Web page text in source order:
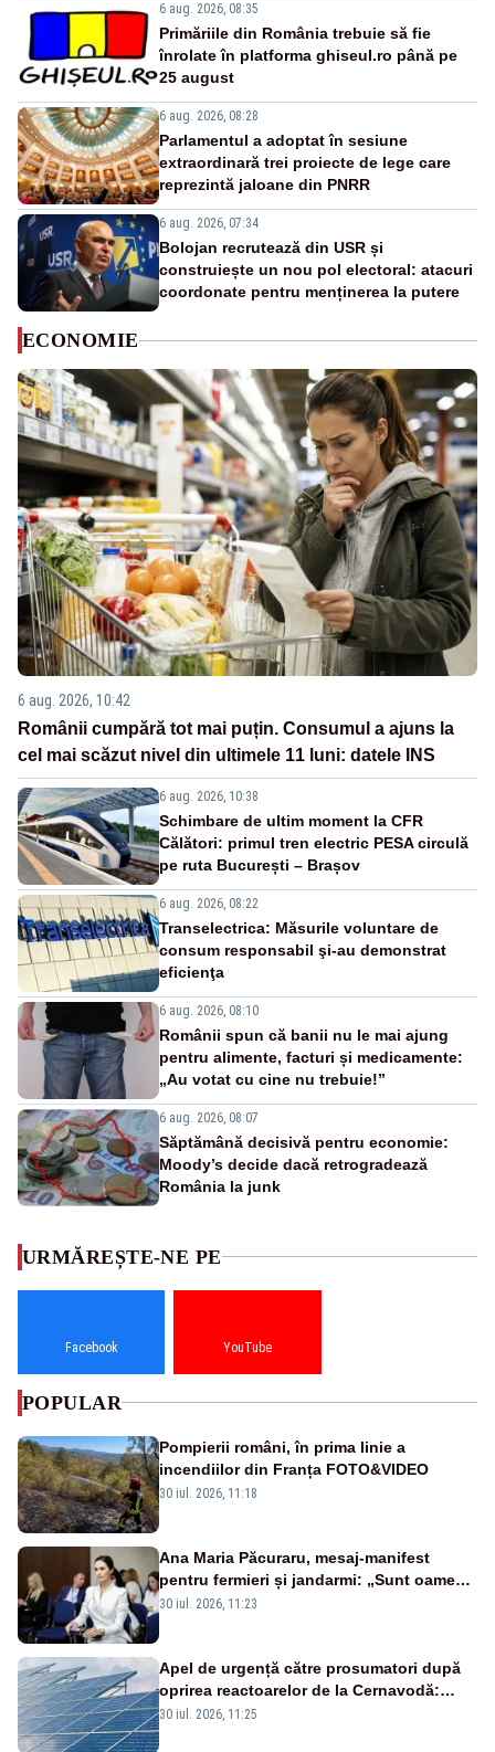
6 aug. 2026, 08:35
Primăriile din România trebuie să fie
înrolate în platforma ghiseul.ro până pe
25 august
6 aug. 2026, 08:28
Parlamentul a adoptat în sesiune
extraordinară trei proiecte de lege care
reprezintă jaloane din PNRR
6 aug. 2026, 07:34
Bolojan recrutează din USR și
construiește un nou pol electoral: atacuri
coordonate pentru menținerea la putere
ECONOMIE
6 aug. 2026, 10:42
Românii cumpără tot mai puțin. Consumul a ajuns la
cel mai scăzut nivel din ultimele 11 luni: datele INS
6 aug. 2026, 10:38
Schimbare de ultim moment la CFR
Călători: primul tren electric PESA circulă
pe ruta București – Brașov
6 aug. 2026, 08:22
Transelectrica: Măsurile voluntare de
consum responsabil şi-au demonstrat
eficienţa
6 aug. 2026, 08:10
Românii spun că banii nu le mai ajung
pentru alimente, facturi și medicamente:
„Au votat cu cine nu trebuie!”
6 aug. 2026, 08:07
Săptămână decisivă pentru economie:
Moody’s decide dacă retrogradează
România la junk
URMĂREȘTE-NE PE
Facebook YouTube
POPULAR
Pompierii români, în prima linie a
incendiilor din Franța FOTO&VIDEO
30 iul. 2026, 11:18
Ana Maria Păcuraru, mesaj-manifest
pentru fermieri și jandarmi: „Sunt oameni
disperați, nu sunt răufăcători”
30 iul. 2026, 11:23
Apel de urgență către prosumatori după
oprirea reactoarelor de la Cernavodă:
România are nevoie de energie
30 iul. 2026, 11:25